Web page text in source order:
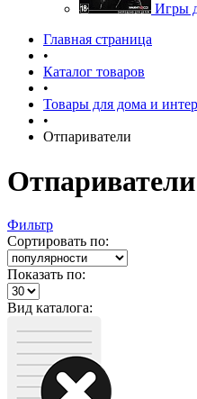
Игры
Главная страница
•
Каталог товаров
•
Товары для дома и
•
Отпариватели
Отпариватели
Фильтр
Сортировать по:
Показать по:
Вид каталога: